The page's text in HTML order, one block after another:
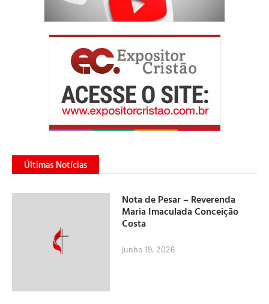
Últimas Notícias
Nota de Pesar – Reverenda
Maria Imaculada Conceição
Costa
junho 19, 2026